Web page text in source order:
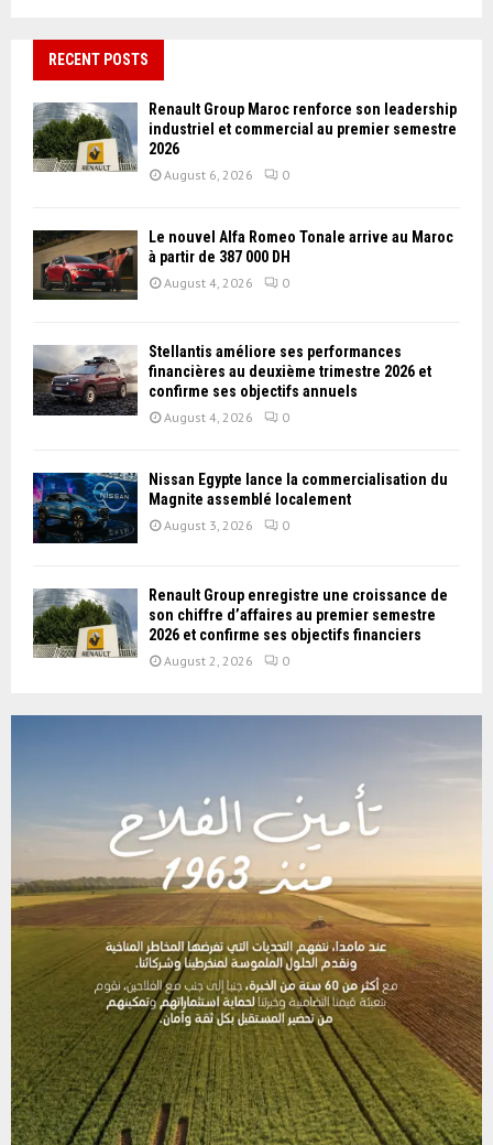
RECENT POSTS
Renault Group Maroc renforce son leadership
industriel et commercial au premier semestre
2026
August 6, 2026 0
Le nouvel Alfa Romeo Tonale arrive au Maroc
à partir de 387 000 DH
August 4, 2026 0
Stellantis améliore ses performances
financières au deuxième trimestre 2026 et
confirme ses objectifs annuels
August 4, 2026 0
Nissan Égypte lance la commercialisation du
Magnite assemblé localement
August 3, 2026 0
Renault Group enregistre une croissance de
son chiffre d’affaires au premier semestre
2026 et confirme ses objectifs financiers
August 2, 2026 0